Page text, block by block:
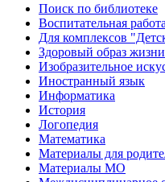
Поиск по библиотеке
Воспитательная работа
Для комплексов
Здоровый образ жизни
Изобразительное
Иностранный язык
Информатика
История
Логопедия
Математика
Материалы для
Материалы МО